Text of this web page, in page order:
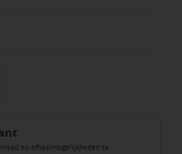
en afhaalmogelijkheden te